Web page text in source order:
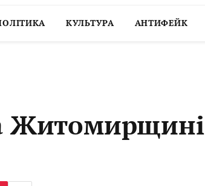
КУЛЬТУРА АНТИФЕЙК
Житомирщині